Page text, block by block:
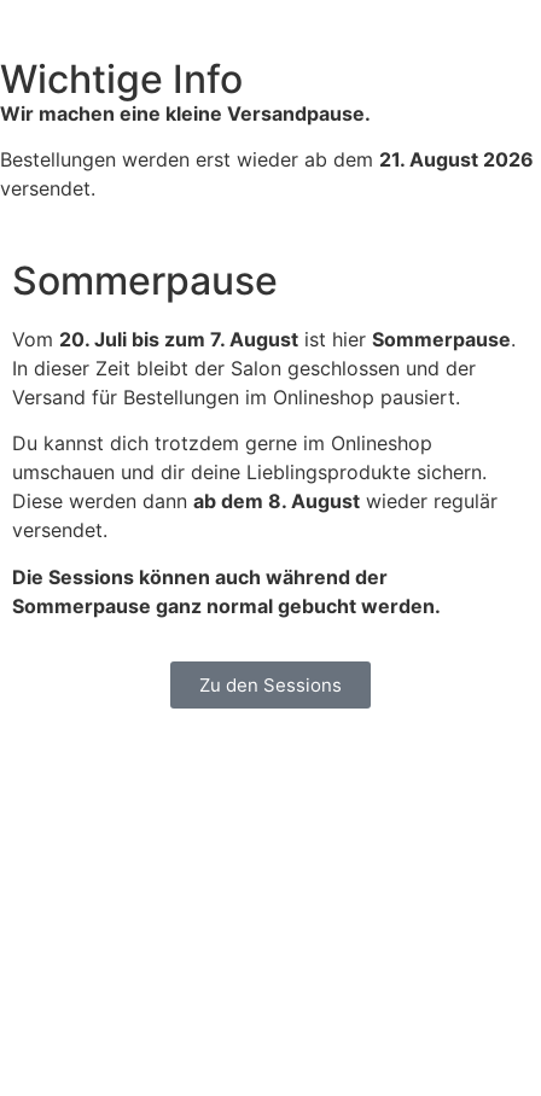
Wichtige Info
Wir machen eine kleine Versandpause.
Bestellungen werden erst wieder ab dem 21. August 2026
versendet.
Sommerpause
Vom 20. Juli bis zum 7. August ist hier Sommerpause.
In dieser Zeit bleibt der Salon geschlossen und der
Versand für Bestellungen im Onlineshop pausiert.
Du kannst dich trotzdem gerne im Onlineshop
umschauen und dir deine Lieblingsprodukte sichern.
Diese werden dann ab dem 8. August wieder regulär
versendet.
Die Sessions können auch während der
Sommerpause ganz normal gebucht werden.
Zu den Sessions